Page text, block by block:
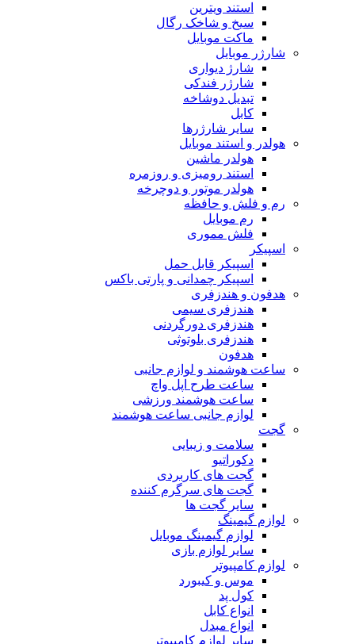
استند ویترین
سیخ و شاخک رگال
ماکت موبایل
شارژر موبایل
شارژ دیواری
شارژر فندکی
تبدیل دوشاخه
کابل
سایر شارژرها
هولدر و استند موبایل
هولدر ماشین
استند رومیزی و روزمره
هولدر موتور و دوچرخه
رم و فلش و حافظه
رم موبایل
فلش مموری
اسپیکر
اسپیکر قابل حمل
اسپیکر چمدانی و پارتی باکس
هدفون و هندزفری
هندزفری سیمی
هندزفری دورگردنی
هندزفری بلوتوثی
هدفون
ساعت هوشمند و لوازم جانبی
ساعت طرح اپل واچ
ساعت هوشمند ورزشی
لوازم جانبی ساعت هوشمند
گجت
سلامت و زیبایی
دکوراتیو
گجت های کاربردی
گجت های سرگرم کننده
سایر گجت ها
لوازم گیمینگ
لوازم گیمینگ موبایل
سایر لوازم بازی
لوازم کامپیوتر
موس و کیبورد
کول پد
انواع کابل
انواع مبدل
سایر لوازم کامپیوتر